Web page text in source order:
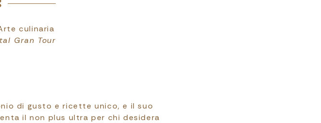
culinaria
Gran Tour
di gusto e ricette unico, e il suo
il non plus ultra per chi desidera